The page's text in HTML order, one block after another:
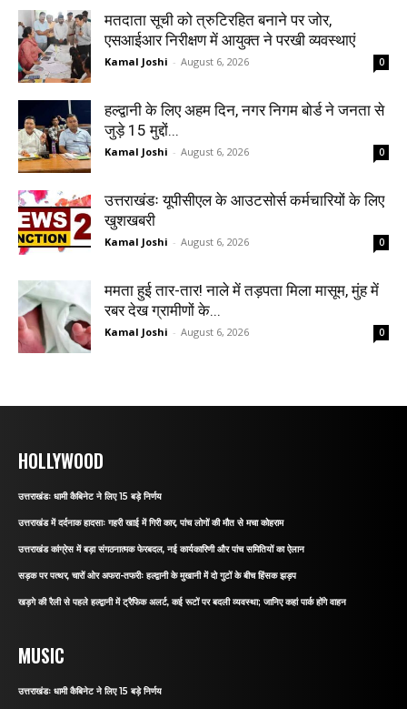
मतदाता सूची को त्रुटिरहित बनाने पर जोर,
एसआईआर निरीक्षण में आयुक्त ने परखी व्यवस्थाएं
Kamal Joshi - August 6, 2026 0
हल्द्वानी के लिए अहम दिन, नगर निगम बोर्ड ने जनता से
जुड़े 15 मुद्दों...
Kamal Joshi - August 6, 2026 0
उत्तराखंडः यूपीसीएल के आउटसोर्स कर्मचारियों के लिए
खुशखबरी
Kamal Joshi - August 6, 2026 0
ममता हुई तार-तार! नाले में तड़पता मिला मासूम, मुंह में
रबर देख ग्रामीणों के...
Kamal Joshi - August 6, 2026 0
HOLLYWOOD
उत्तराखंडः धामी कैबिनेट ने लिए 15 बड़े निर्णय
उत्तराखंड में दर्दनाक हादसाः गहरी खाई में गिरी कार, पांच लोगों की मौत से मचा कोहराम
उत्तराखंड कांग्रेस में बड़ा संगठनात्मक फेरबदल, नई कार्यकारिणी और पांच समितियों का ऐलान
सड़क पर पत्थर, चारों ओर अफरा-तफरीः हल्द्वानी के मुखानी में दो गुटों के बीच हिंसक झड़प
खड़गे की रैली से पहले हल्द्वानी में ट्रैफिक अलर्ट, कई रूटों पर बदली व्यवस्था; जानिए कहां पार्क होंगे वाहन
MUSIC
उत्तराखंडः धामी कैबिनेट ने लिए 15 बड़े निर्णय